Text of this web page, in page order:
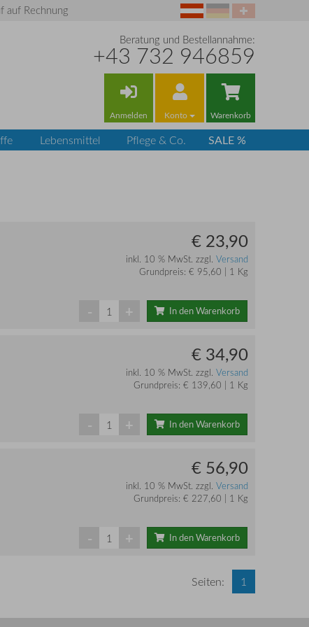
auf Rechnung
Beratung und Bestellannahme:
+43 732 946859
Anmelden Konto Warenkorb
Lebensmittel Pflege & Co. SALE %
€ 23,90
inkl. 10 % MwSt. zzgl. Versand
Grundpreis: € 95,60 | 1 Kg
In den Warenkorb
- +
€ 34,90
inkl. 10 % MwSt. zzgl. Versand
Grundpreis: € 139,60 | 1 Kg
In den Warenkorb
- +
€ 56,90
inkl. 10 % MwSt. zzgl. Versand
Grundpreis: € 227,60 | 1 Kg
In den Warenkorb
- +
Seiten: 1